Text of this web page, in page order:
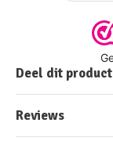
Deel dit product
Reviews